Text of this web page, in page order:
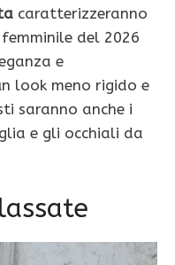
caratterizzeranno
del 2026
e
look meno rigido e
saranno anche i
e gli occhiali da